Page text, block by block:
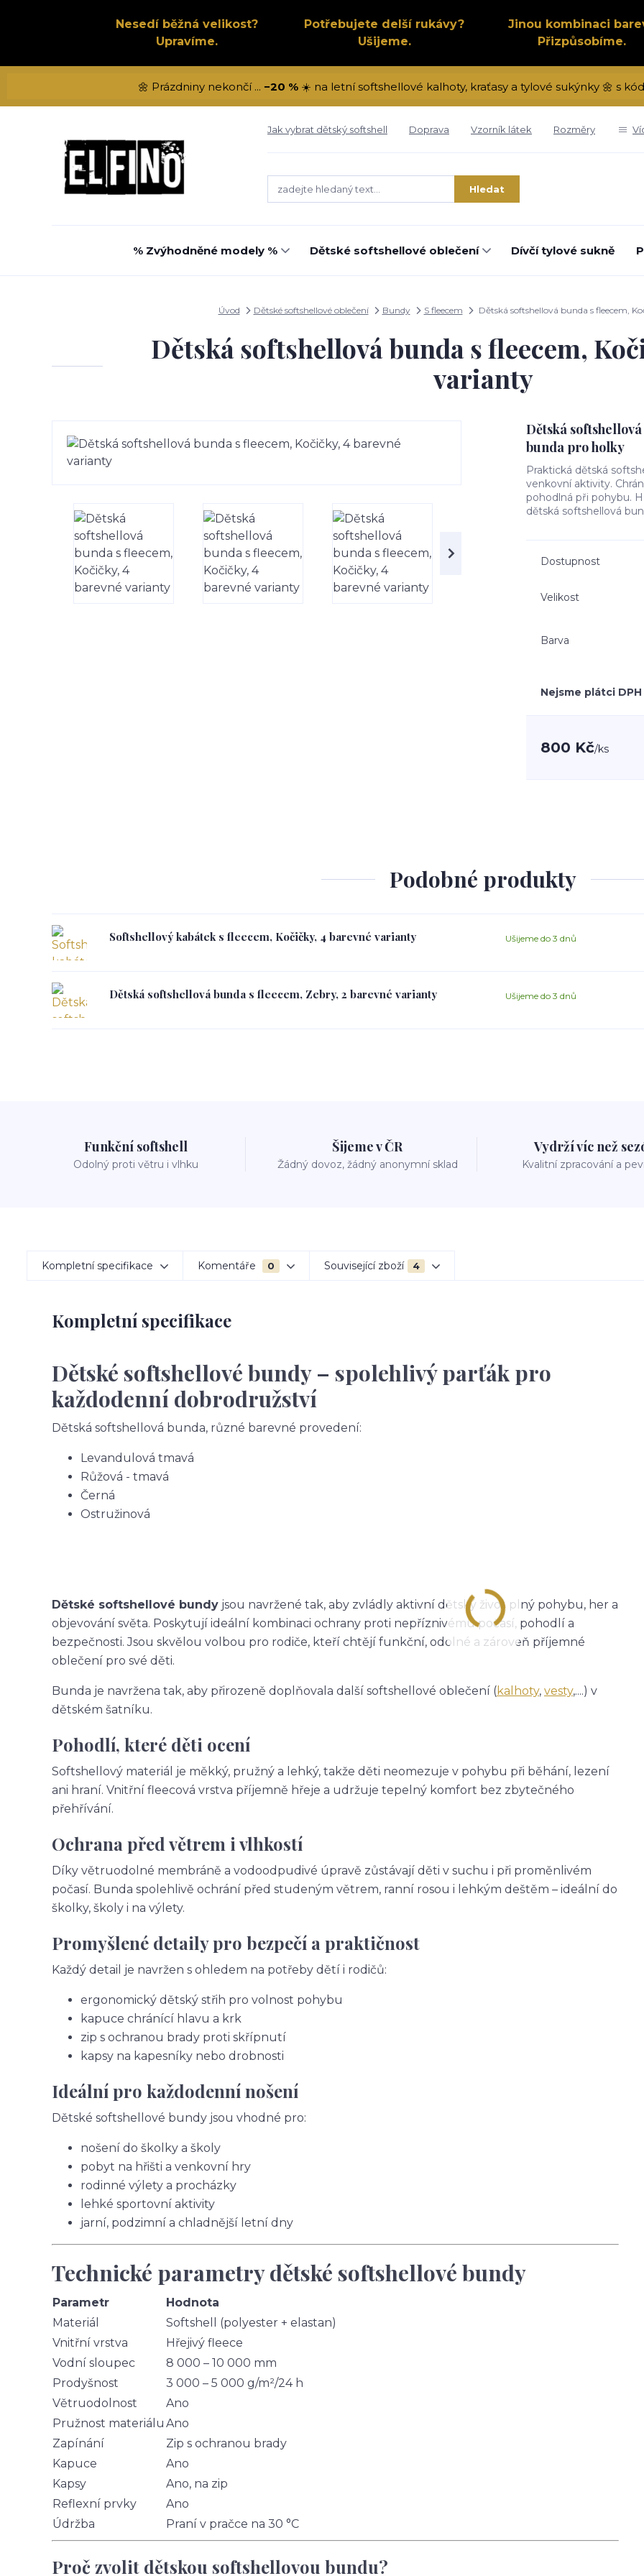
Nesedí běžná velikost?
Upravíme.
Potřebujete delší rukávy?
Ušijeme.
Jinou kombinaci
Přizpůsobíme.
🌼 Prázdniny nekončí ... −20 %☀️ na letní softshellové kalhoty, kraťasy a tylové sukýnky 🌼 s
Jak vybrat dětský softshell Doprava Vzorník látek Rozměry
Hledat
% Zvýhodněné modely % Dětské softshellové oblečení Dívčí tylové sukně
Úvod Dětské softshellové oblečení Bundy S fleecem Dětská softshellová bunda s fleecem,
Dětská softshellová bunda s fleecem,
varianty
Dětská
bunda pro holky
Praktická dětská
venkovní aktivity.
pohodlná při pohybu.
dětská softshellová
Dostupnost
Velikost
Barva
Nejsme plátci DPH
800 Kč/ks
Podobné produkty
Softshellový kabátek s fleecem, Kočičky, 4 barevné varianty Ušijeme do 3 dnů
Dětská softshellová bunda s fleecem, Zebry, 2 barevné varianty Ušijeme do 3 dnů
Funkční softshell
Odolný proti větru i vlhku
Šijeme v ČR
Žádný dovoz, žádný anonymní sklad
Vydrží víc než
Kvalitní zpracování a
Kompletní specifikace Komentáře 0 Související zboží 4
Kompletní specifikace
Dětské softshellové bundy – spolehlivý parťák pro
každodenní dobrodružství
Dětská softshellová bunda, různé barevné provedení:
Levandulová tmavá
Růžová - tmavá
Černá
Ostružinová
Dětské softshellové bundy jsou navržené tak, aby zvládly aktivní dětský život plný pohybu, her a
objevování světa. Poskytují ideální kombinaci ochrany proti nepříznivému počasí, pohodlí a
bezpečnosti. Jsou skvělou volbou pro rodiče, kteří chtějí funkční, odolné a zároveň příjemné
oblečení pro své děti.
Bunda je navržena tak, aby přirozeně doplňovala další softshellové oblečení (kalhoty, vesty,....) v
dětském šatníku.
Pohodlí, které děti ocení
Softshellový materiál je měkký, pružný a lehký, takže děti neomezuje v pohybu při běhání, lezení
ani hraní. Vnitřní fleecová vrstva příjemně hřeje a udržuje tepelný komfort bez zbytečného
přehřívání.
Ochrana před větrem i vlhkostí
Díky větruodolné membráně a vodoodpudivé úpravě zůstávají děti v suchu i při proměnlivém
počasí. Bunda spolehlivě ochrání před studeným větrem, ranní rosou i lehkým deštěm – ideální do
školky, školy i na výlety.
Promyšlené detaily pro bezpečí a praktičnost
Každý detail je navržen s ohledem na potřeby dětí i rodičů:
ergonomický dětský střih pro volnost pohybu
kapuce chránící hlavu a krk
zip s ochranou brady proti skřípnutí
kapsy na kapesníky nebo drobnosti
Ideální pro každodenní nošení
Dětské softshellové bundy jsou vhodné pro:
nošení do školky a školy
pobyt na hřišti a venkovní hry
rodinné výlety a procházky
lehké sportovní aktivity
jarní, podzimní a chladnější letní dny
Technické parametry dětské softshellové bundy
Parametr
Hodnota
Materiál
Softshell (polyester + elastan)
Vnitřní vrstva
Hřejivý fleece
Vodní sloupec
8 000 – 10 000 mm
Prodyšnost
3 000 – 5 000 g/m²/24 h
Větruodolnost
Ano
Pružnost materiálu Ano
Zapínání
Zip s ochranou brady
Kapuce
Ano
Kapsy
Ano, na zip
Reflexní prvky
Ano
Údržba
Praní v pračce na 30 °C
Proč zvolit dětskou softshellovou bundu?